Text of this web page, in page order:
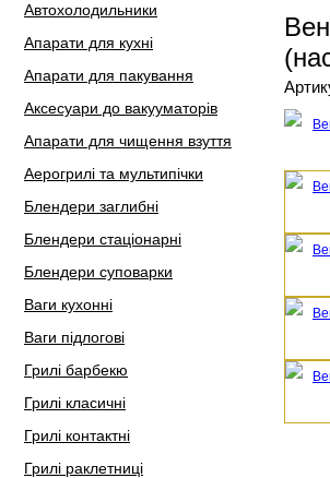
Автохолодильники
Апарати для кухні
Апарати для пакування
Аксесуари до вакууматорів
Апарати для чищення взуття
Аерогрилі та мультипічки
Блендери заглибні
Блендери стаціонарні
Блендери суповарки
Ваги кухонні
Ваги підлогові
Грилі барбекю
Грилі класичні
Грилі контактні
Грилі раклетниці